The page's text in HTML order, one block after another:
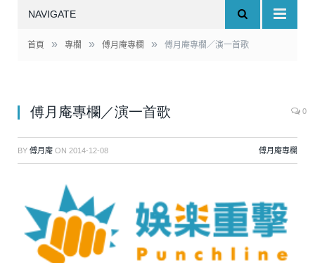
NAVIGATE
首頁 » 專欄 » 傅月庵專欄 » 傅月庵專欄／演一首歌
傅月庵專欄／演一首歌 0
BY 傅月庵 ON 2014-12-08 傅月庵專欄